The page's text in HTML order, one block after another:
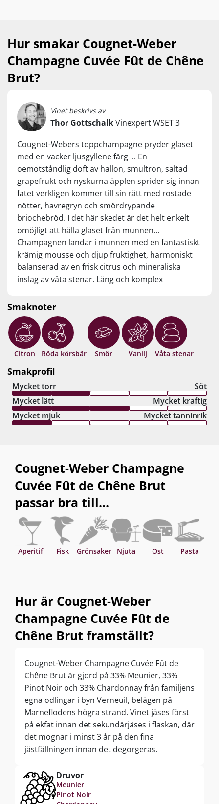
Hur smakar Cougnet-Weber
Champagne Cuvée Fût de Chêne
Brut?
Vinet beskrivs av
Thor GottschalkVinexpert WSET 3
Cougnet-Webers toppchampagne pryder glaset
med en vacker ljusgyllene färg ... En
oemotståndlig doft av hallon, smultron, saltad
grapefrukt och nyskurna äpplen sprider sig innan
fatet verkligen kommer till sin rätt med rostade
nötter, havregryn och smördrypande
briochebröd. I det här skedet är det helt enkelt
omöjligt att hålla glaset från munnen...
Champagnen landar i munnen med en fantastiskt
krämig mousse och djup fruktighet, harmoniskt
balanserad av en frisk citrus och mineraliska
inslag av våta stenar. Lång och komplex
Sällsynt fatlagrad Champagne från en
mikroproducent. Drick nu eller spara i 8-10 år.
Smaknoter
Citron Röda körsbär Smör Vanilj Våta stenar
Smakprofil
Mycket torr
Söt
Mycket lätt
Mycket kraftig
Mycket mjuk
Mycket tanninrik
Cougnet-Weber Champagne
Cuvée Fût de Chêne Brut
passar bra till...
Aperitif Fisk Grönsaker Njuta Ost Pasta
Hur är Cougnet-Weber
Champagne Cuvée Fût de
Chêne Brut framställt?
Cougnet-Weber Champagne Cuvée Fût de
Chêne Brut är gjord på 33% Meunier, 33%
Pinot Noir och 33% Chardonnay från familjens
egna odlingar i byn Verneuil, belägen på
Marneflodens högra strand. Vinet jäses först
på ekfat innan det sekundärjäses i flaskan, där
det mognar i minst 3 år på den fina
jästfällningen innan det degorgeras.
Druvor
Meunier
Pinot Noir